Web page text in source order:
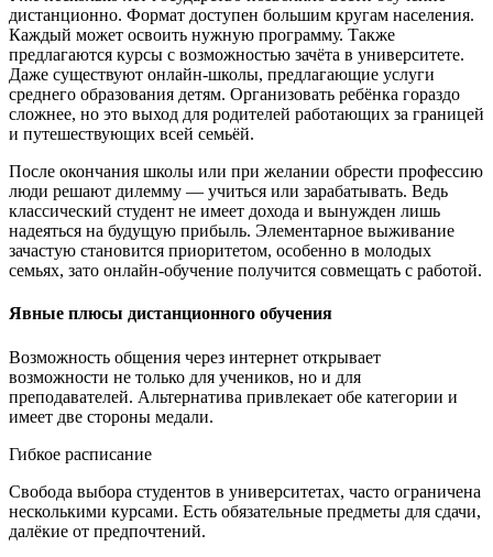
дистанционно. Формат доступен большим кругам населения.
Каждый может освоить нужную программу. Также
предлагаются курсы с возможностью зачёта в университете.
Даже существуют онлайн-школы, предлагающие услуги
среднего образования детям. Организовать ребёнка гораздо
сложнее, но это выход для родителей работающих за границей
и путешествующих всей семьёй.
После окончания школы или при желании обрести профессию
люди решают дилемму — учиться или зарабатывать. Ведь
классический студент не имеет дохода и вынужден лишь
надеяться на будущую прибыль. Элементарное выживание
зачастую становится приоритетом, особенно в молодых
семьях, зато онлайн-обучение получится совмещать с работой.
Явные плюсы дистанционного обучения
Возможность общения через интернет открывает
возможности не только для учеников, но и для
преподавателей. Альтернатива привлекает обе категории и
имеет две стороны медали.
Гибкое расписание
Свобода выбора студентов в университетах, часто ограничена
несколькими курсами. Есть обязательные предметы для сдачи,
далёкие от предпочтений.